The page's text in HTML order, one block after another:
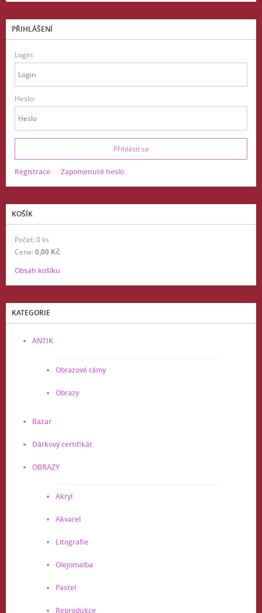
PŘIHLÁŠENÍ
Login:
Heslo:
Registrace Zapomenuté heslo
KOŠÍK
Počet: 0 ks
Cena: 0,00 Kč
Obsah košíku
KATEGORIE
ANTIK
Obrazové rámy
Obrazy
Bazar
Dárkový certifikát
OBRAZY
Akryl
Akvarel
Litografie
Olejomalba
Pastel
Reprodukce